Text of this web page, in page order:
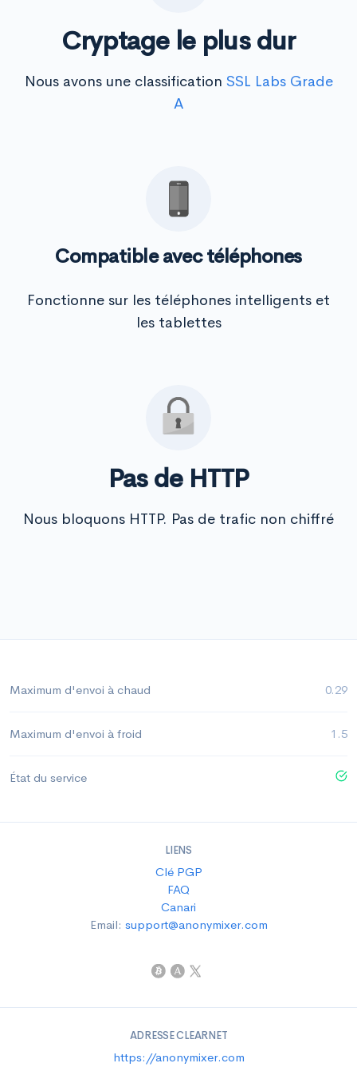
Cryptage le plus dur
Nous avons une classification SSL Labs Grade
A
Compatible avec téléphones
Fonctionne sur les téléphones intelligents et
les tablettes
Pas de HTTP
Nous bloquons HTTP. Pas de trafic non chiffré
Maximum d'envoi à chaud 0.29
Maximum d'envoi à froid 1.5
État du service
LIENS
Clé PGP
FAQ
Canari
Email: support@anonymixer.com
ADRESSE CLEARNET
https://anonymixer.com